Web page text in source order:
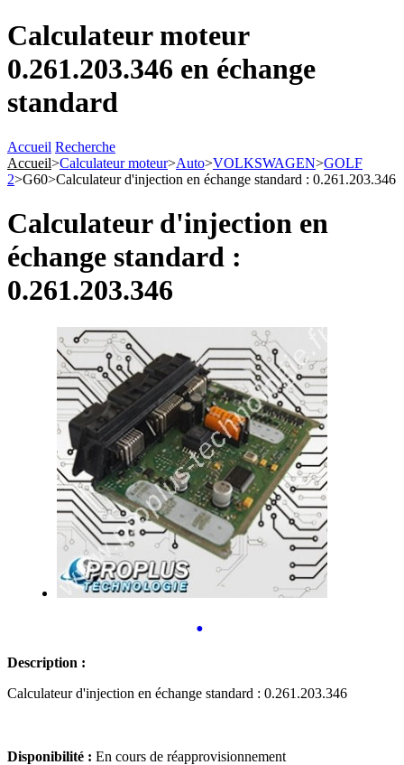
Calculateur moteur
0.261.203.346 en échange
standard
Accueil Recherche
Accueil>Calculateur moteur>Auto>VOLKSWAGEN>GOLF
2>G60>Calculateur d'injection en échange standard : 0.261.203.346
Calculateur d'injection en
échange standard :
0.261.203.346
•
Description :
Calculateur d'injection en échange standard : 0.261.203.346
Disponibilité : En cours de réapprovisionnement